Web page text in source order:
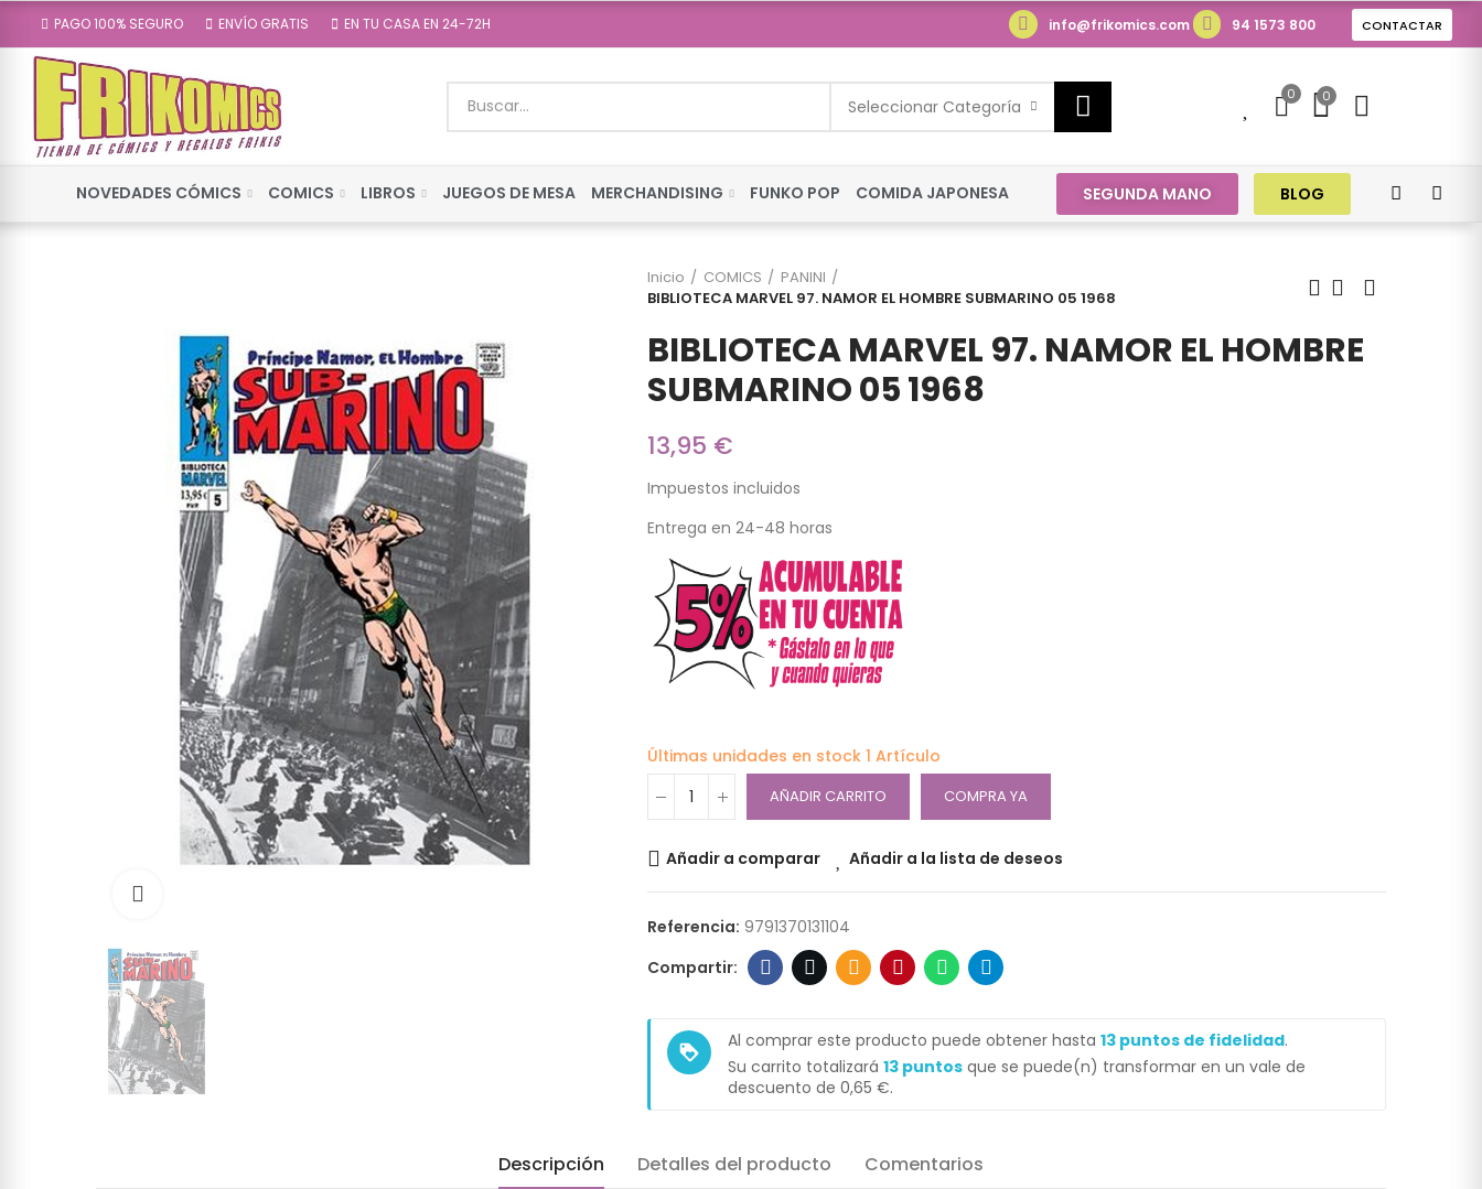
PAGO 100% SEGURO ENVÍO GRATIS EN TU CASA EN 24-72H info@frikomics.com 94 1573 800 CONTACTAR
Seleccionar Categoría
0 0
NOVEDADES CÓMICS COMICS LIBROS JUEGOS DE MESA MERCHANDISING FUNKO POP COMIDA JAPONESA SEGUNDA MANO BLOG
Inicio COMICS
PANINI
BIBLIOTECA MARVEL 97. NAMOR EL HOMBRE SUBMARINO 05 1968
BIBLIOTECA MARVEL 97. NAMOR EL HOMBRE
SUBMARINO 05 1968
13,95 €
Impuestos incluidos
Entrega en 24-48 horas
Últimas unidades en stock 1 Artículo
AÑADIR CARRITO COMPRA YA
Añadir a comparar Añadir a la lista de deseos
Referencia: 9791370131104
loyalty
Al comprar este producto puede obtener hasta 13 puntos de fidelidad.
Su carrito totalizará 13 puntos que se puede(n) transformar en un vale de
descuento de 0,65 €.
Descripción Detalles del producto Comentarios